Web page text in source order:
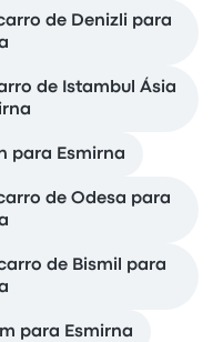
de Denizli para
de Istambul Ásia
para Esmirna
de Odesa para
de Bismil para
para Esmirna